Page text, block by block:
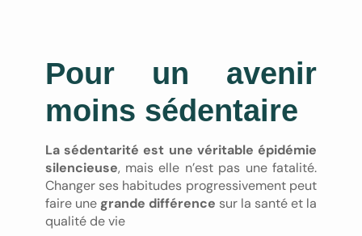
Pour un avenir
moins sédentaire
La sédentarité est une véritable épidémie
silencieuse, mais elle n’est pas une fatalité.
Changer ses habitudes progressivement peut
faire une grande différence sur la santé et la
qualité de vie